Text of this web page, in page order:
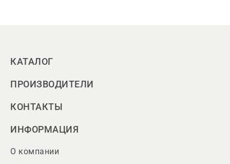
КАТАЛОГ
ПРОИЗВОДИТЕЛИ
КОНТАКТЫ
ИНФОРМАЦИЯ
О компании